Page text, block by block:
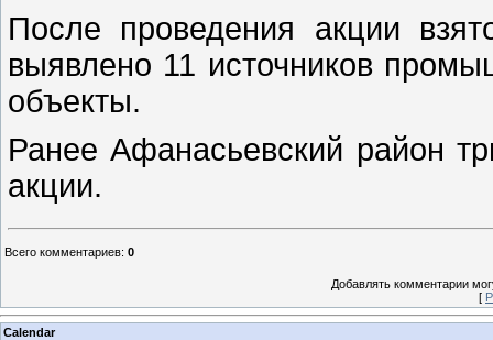
После проведения акции
выявлено 11 источников
объекты.
Ранее Афанасьевский район
акции.
Всего комментариев: 0
Добавлять комментарии
[
Calendar